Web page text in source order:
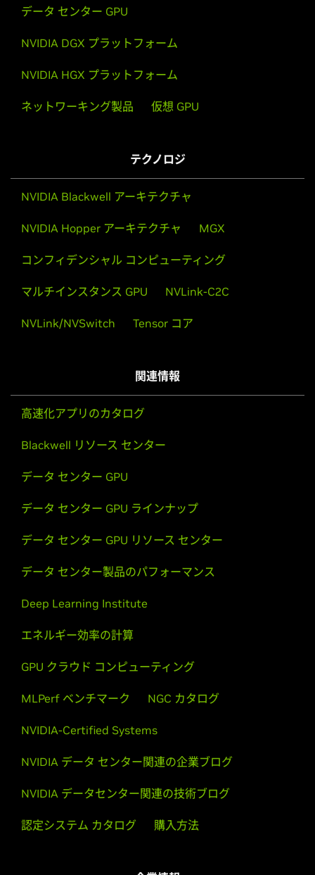
データ センター GPU
NVIDIA DGX プラットフォーム
NVIDIA HGX プラットフォーム
ネットワーキング製品 仮想 GPU
テクノロジ
NVIDIA Blackwell アーキテクチャ
NVIDIA Hopper アーキテクチャ MGX
コンフィデンシャル コンピューティング
マルチインスタンス GPU NVLink-C2C
NVLink/NVSwitch Tensor コア
関連情報
高速化アプリのカタログ
Blackwell リソース センター
データ センター GPU
データ センター GPU ラインナップ
データ センター GPU リソース センター
データ センター製品のパフォーマンス
Deep Learning Institute
エネルギー効率の計算
GPU クラウド コンピューティング
MLPerf ベンチマーク NGC カタログ
NVIDIA-Certified Systems
NVIDIA データ センター関連の企業ブログ
NVIDIA データセンター関連の技術ブログ
認定システム カタログ 購入方法